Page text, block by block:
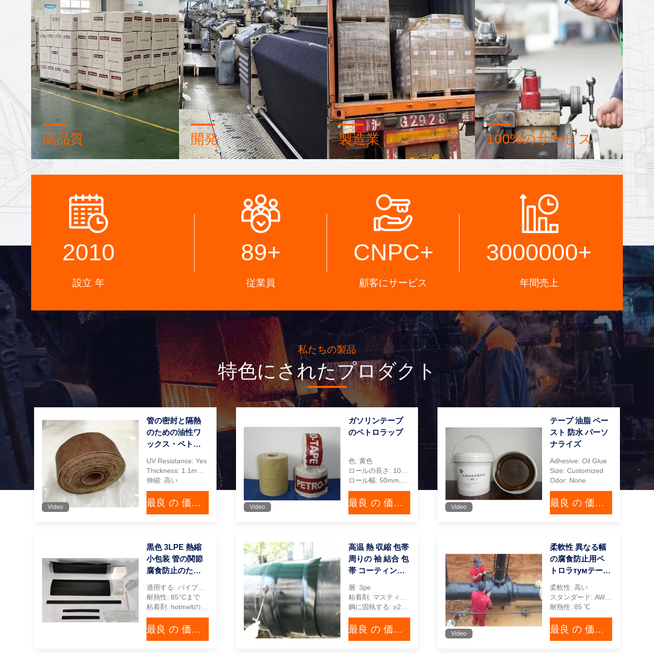
高品質
信頼証券 信用チェック RoSH サプ
ライヤーの能力評価 企業には厳格
ストラボがあります
開発
械のワークショップ 必要な製品を
製造業
制御システム 電気端末を全て 製造
100%のサービス
卸売品と小型のパッケージは
FOB,CIF,DDU,DDPです 心配事項の
にしましょう.
2010
設立 年
89+
従業員
CNPC+
顧客にサービス
3000000+
年間売上
私たちの製品
特色にされたプロダクト
Video
管の密封と隔熱
のための油性ワ
ックス・ペトロ
ティング
UV Resistance: Yes
伸縮: 高い
最良 の 価格 を 入手 する Video
ガソリンテープ
のペトロラップ
色: 黄色
ロールの長さ: 10メートル
最良 の 価格 を 入手 する Video
テープ 油脂 ペー
スト 防水 パーソ
ナライズ
Adhesive: Oil Glue
Size: Customized
Odor: None
最良 の 価格 を 入手 する
黒色 3LPE 熱縮
小包装 管の関節
腐食防止のため
の袖の周りに
適用する: パイプライン,接頭,フィッティング
耐熱性: 85°Cまで
最良 の 価格 を 入手 する
高温 熱 収縮 包帯
周りの 袖 結合 包
帯 コーティング
プラッチ
層: 3pe
最良 の 価格 を 入手 する Video
柔軟性 異なる幅
の腐食防止用ペ
トロラтумテープ
ISO認定
柔軟性: 高い
耐熱性: 85 ℃
最良 の 価格 を 入手 する